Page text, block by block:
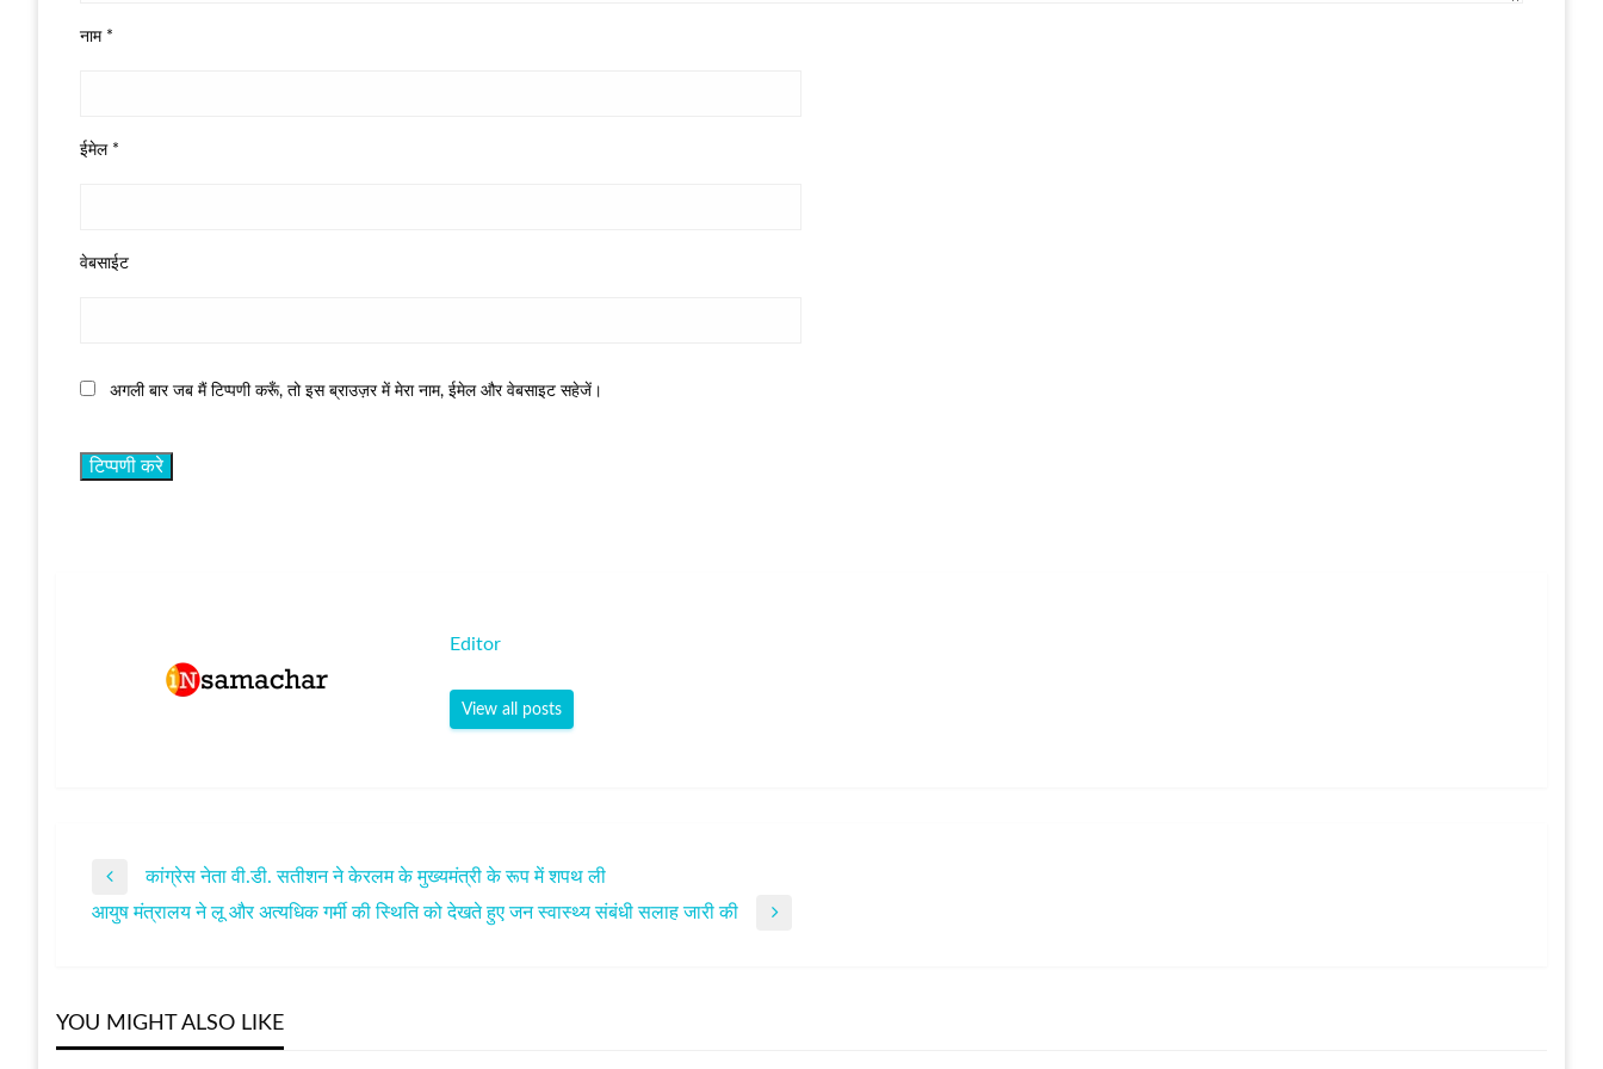
नाम *
ईमेल *
वेबसाईट
अगली बार जब मैं टिप्पणी करूँ, तो इस ब्राउज़र में मेरा नाम, ईमेल और वेबसाइट सहेजें।
Editor
View all posts
पोस्ट
Previous
Post
कांग्रेस नेता वी.डी. सतीशन ने केरलम के मुख्यमंत्री के रूप में शपथ ली
Next
आयुष मंत्रालय ने लू और अत्यधिक गर्मी की स्थिति को देखते हुए जन स्वास्थ्य संबंधी सलाह जारी की
YOU MIGHT ALSO LIKE